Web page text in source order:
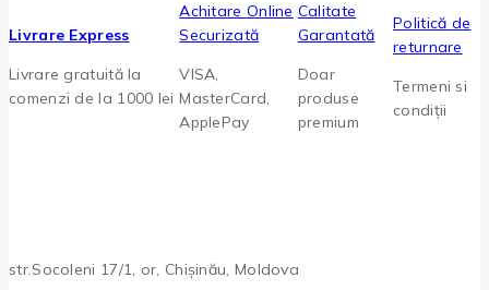
Livrare Express
Livrare gratuită la
comenzi de la 1000 lei
Achitare Online
Securizată
VISA,
MasterCard,
ApplePay
Calitate
Garantată
Doar
produse
premium
Politică de
returnare
Termeni si
condiții
str.Socoleni 17/1, or, Chișinău, Moldova